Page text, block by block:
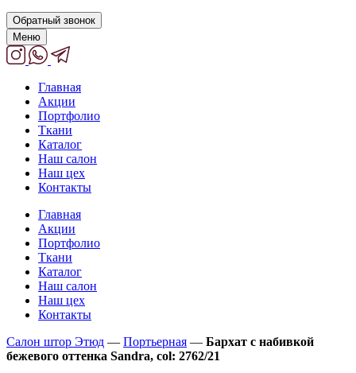
Обратный звонок
Меню
Главная
Акции
Портфолио
Ткани
Каталог
Наш салон
Наш цех
Контакты
Главная
Акции
Портфолио
Ткани
Каталог
Наш салон
Наш цех
Контакты
Салон штор Этюд — Портьерная — Бархат с набивкой
бежевого оттенка Sandra, col: 2762/21